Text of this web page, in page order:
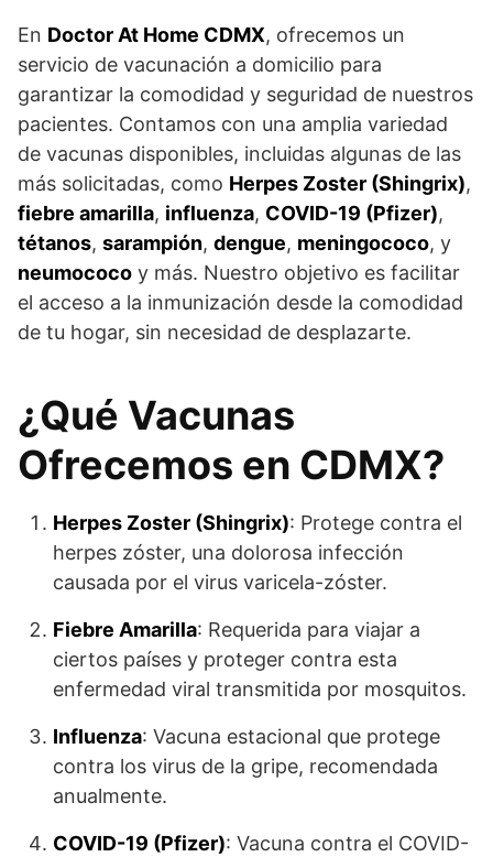
En Doctor At Home CDMX, ofrecemos un
servicio de vacunación a domicilio para
garantizar la comodidad y seguridad de nuestros
pacientes. Contamos con una amplia variedad
de vacunas disponibles, incluidas algunas de las
más solicitadas, como Herpes Zoster (Shingrix),
fiebre amarilla, influenza, COVID-19 (Pfizer),
tétanos, sarampión, dengue, meningococo, y
neumococo y más. Nuestro objetivo es facilitar
el acceso a la inmunización desde la comodidad
de tu hogar, sin necesidad de desplazarte.
¿Qué Vacunas
Ofrecemos en CDMX?
Herpes Zoster (Shingrix): Protege contra el
herpes zóster, una dolorosa infección
causada por el virus varicela-zóster.
Fiebre Amarilla: Requerida para viajar a
ciertos países y proteger contra esta
enfermedad viral transmitida por mosquitos.
Influenza: Vacuna estacional que protege
contra los virus de la gripe, recomendada
anualmente.
COVID-19 (Pfizer): Vacuna contra el COVID-